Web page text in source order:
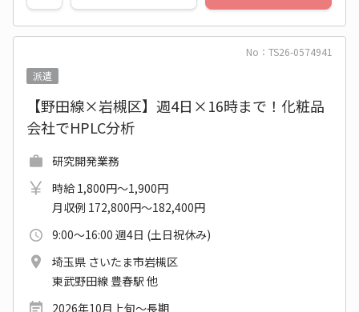
No：TS26-0574941
派遣
【野田線×岩槻区】週4日×16時まで！化粧品
会社でHPLC分析
研究開発業務
時給 1,800円～1,900円
月収例 172,800円～182,400円
9:00～16:00 週4日 (土日祝休み)
埼玉県 さいたま市岩槻区
東武野田線 豊春駅 他
2026年10月上旬～長期